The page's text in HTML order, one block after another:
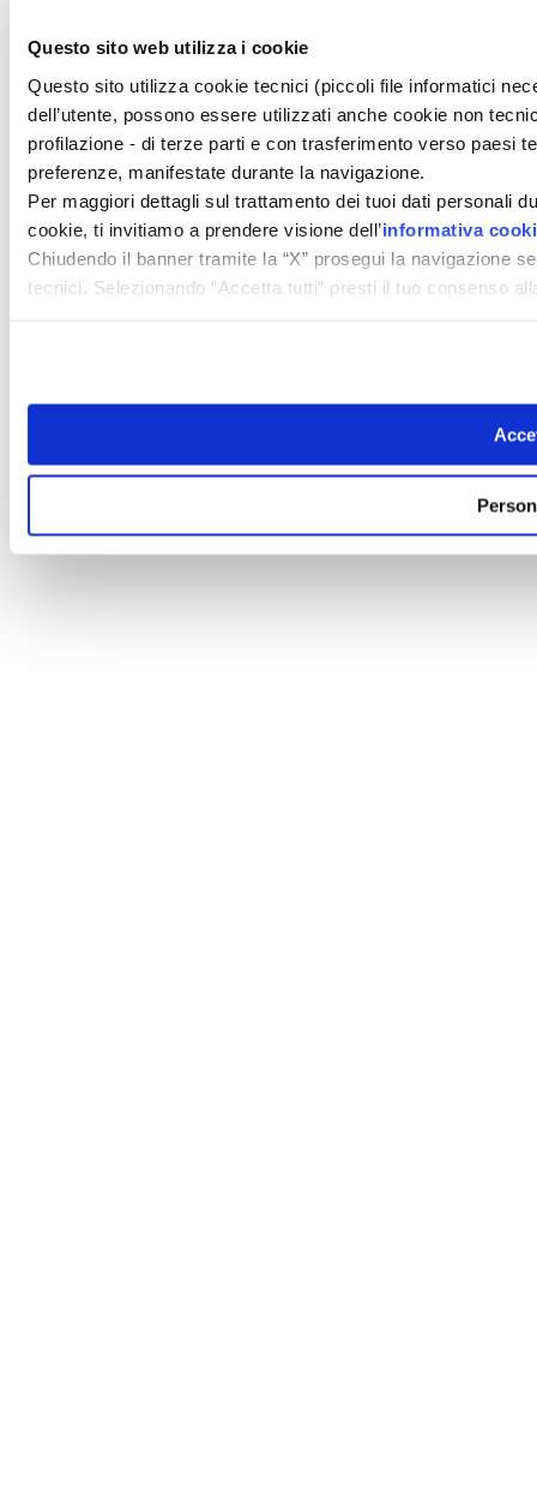
Questo sito web utilizza i cookie
Questo sito utilizza cookie tecnici (piccoli file informatici
dell’utente, possono essere utilizzati anche cookie non
profilazione - di terze parti e con trasferimento verso paesi
preferenze, manifestate durante la navigazione.
Per maggiori dettagli sul trattamento dei tuoi dati personali
cookie, ti invitiamo a prendere visione dell’informativa
Chiudendo il banner tramite la “X” prosegui la navigazione
tecnici. Selezionando “Accetta tutti” presti il tuo consenso
© 2026 GIUNTI EDITORE s.p.a., piazza Virgilio 4 - 20123 Milano
Codice fiscale e numero d'iscrizione al Registro Imprese di Milano - 80009810484
Capitale sociale € 8.000.000,00 i.v.
powered by ZUMEDIA